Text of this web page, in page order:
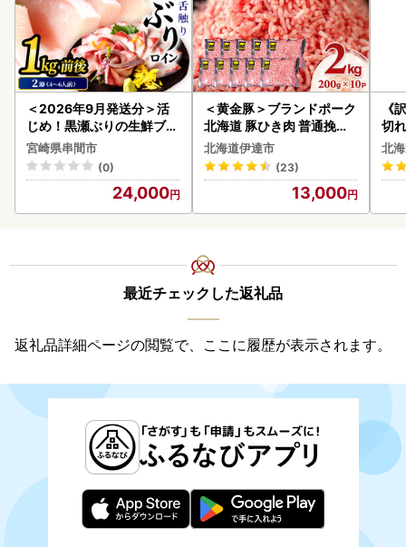
＜2026年9月発送分＞活
じめ！黒瀬ぶりの生鮮ブリ
ロイン2節（1.0kg前後）_
K001-012-2609
宮崎県串間市
(0)
24,000
＜黄金豚＞ブランドポーク
北海道 豚ひき肉 普通挽き
200g 10パック 計2kg
北海道伊達市
(23)
13,000
《
切
0g
北
最近チェックした返礼品
返礼品詳細ページの閲覧で、ここに履歴が表示されます。